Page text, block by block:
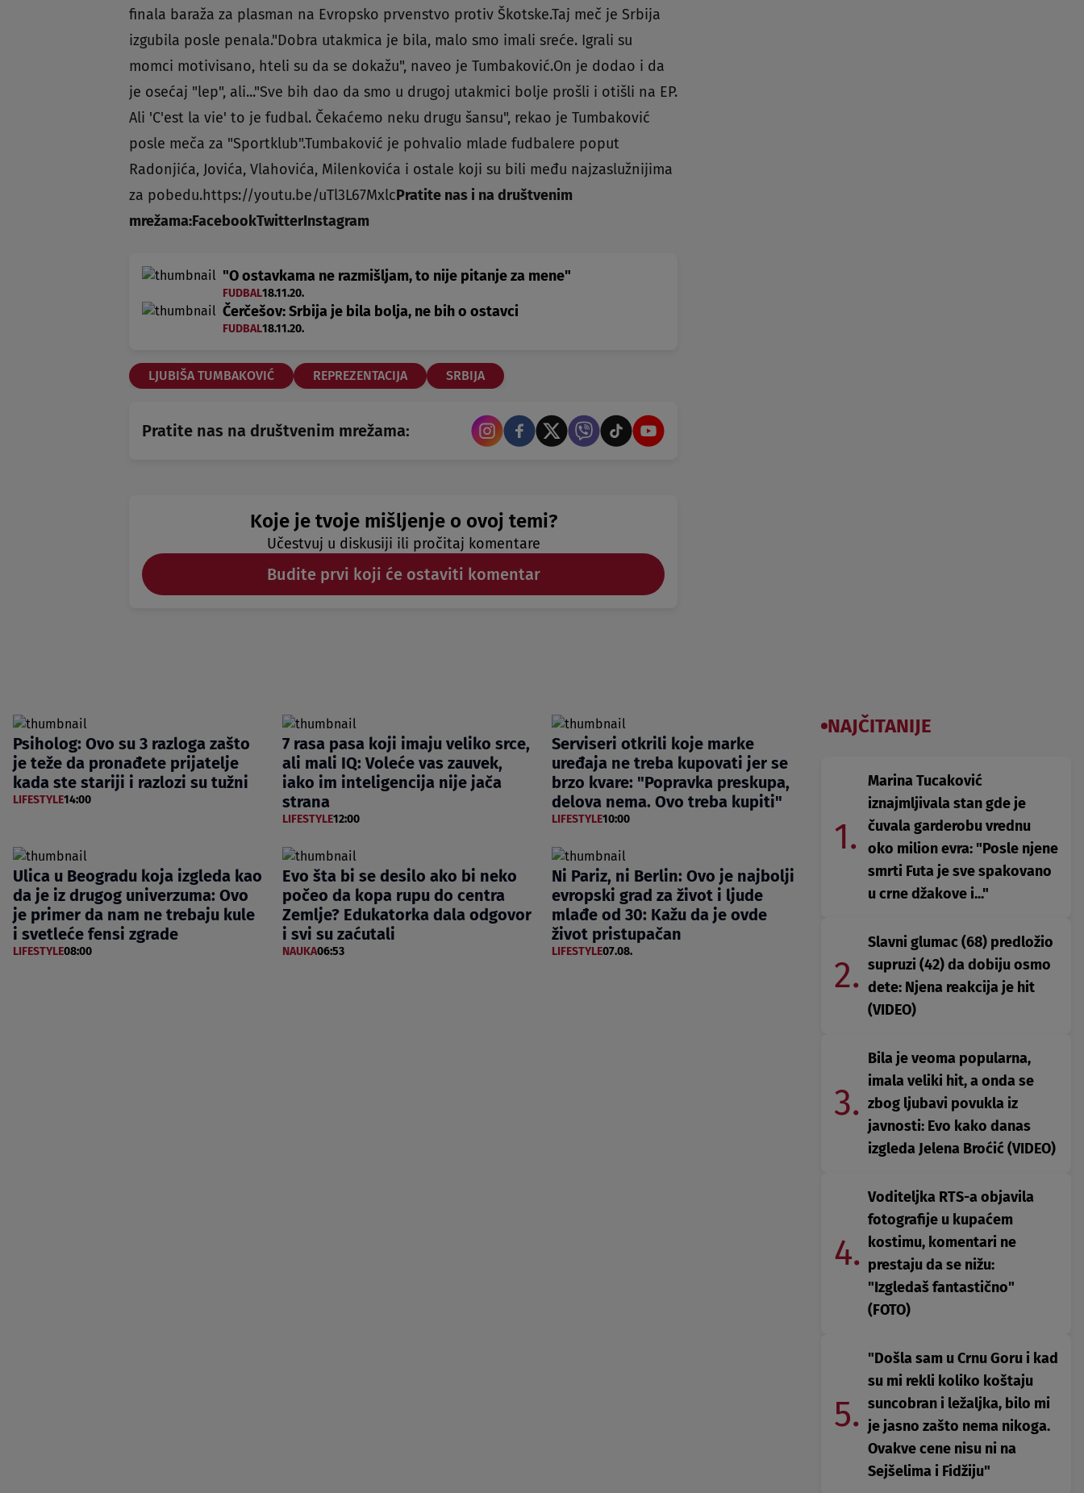
finala baraža za plasman na Evropsko prvenstvo protiv Škotske.Taj meč je Srbija
izgubila posle penala."Dobra utakmica je bila, malo smo imali sreće. Igrali su
momci motivisano, hteli su da se dokažu", naveo je Tumbaković.On je dodao i da
je osećaj "lep", ali..."Sve bih dao da smo u drugoj utakmici bolje prošli i otišli na EP.
Ali 'C'est la vie' to je fudbal. Čekaćemo neku drugu šansu", rekao je Tumbaković
posle meča za "Sportklub".Tumbaković je pohvalio mlade fudbalere poput
Radonjića, Jovića, Vlahovića, Milenkovića i ostale koji su bili među najzaslužnijima
za pobedu.https://youtu.be/uTl3L67MxlcPratite nas i na društvenim
mrežama:FacebookTwitterInstagram
"O ostavkama ne razmišljam, to nije pitanje za mene"
FUDBAL18.11.20.
Čerčešov: Srbija je bila bolja, ne bih o ostavci
FUDBAL18.11.20.
LJUBIŠA TUMBAKOVIĆ REPREZENTACIJA SRBIJA
Pratite nas na društvenim mrežama:
Koje je tvoje mišljenje o ovoj temi?
Učestvuj u diskusiji ili pročitaj komentare
Budite prvi koji će ostaviti komentar
Psiholog: Ovo su 3 razloga zašto
je teže da pronađete prijatelje
kada ste stariji i razlozi su tužni
LIFESTYLE14:00
7 rasa pasa koji imaju veliko srce,
ali mali IQ: Voleće vas zauvek,
iako im inteligencija nije jača
strana
LIFESTYLE12:00
Serviseri otkrili koje marke
uređaja ne treba kupovati jer se
brzo kvare: "Popravka preskupa,
delova nema. Ovo treba kupiti"
LIFESTYLE10:00
Ulica u Beogradu koja izgleda kao
da je iz drugog univerzuma: Ovo
je primer da nam ne trebaju kule
i svetleće fensi zgrade
LIFESTYLE08:00
Evo šta bi se desilo ako bi neko
počeo da kopa rupu do centra
Zemlje? Edukatorka dala odgovor
i svi su zaćutali
NAUKA06:53
Ni Pariz, ni Berlin: Ovo je najbolji
evropski grad za život i ljude
mlađe od 30: Kažu da je ovde
život pristupačan
LIFESTYLE07.08.
NAJČITANIJE
1.
Marina Tucaković
iznajmljivala stan gde je
čuvala garderobu vrednu
oko milion evra: "Posle njene
smrti Futa je sve spakovano
u crne džakove i..."
2.
Slavni glumac (68) predložio
supruzi (42) da dobiju osmo
dete: Njena reakcija je hit
(VIDEO)
3.
Bila je veoma popularna,
imala veliki hit, a onda se
zbog ljubavi povukla iz
javnosti: Evo kako danas
izgleda Jelena Broćić (VIDEO)
4.
Voditeljka RTS-a objavila
fotografije u kupaćem
kostimu, komentari ne
prestaju da se nižu:
"Izgledaš fantastično"
(FOTO)
5.
"Došla sam u Crnu Goru i kad
su mi rekli koliko koštaju
suncobran i ležaljka, bilo mi
je jasno zašto nema nikoga.
Ovakve cene nisu ni na
Sejšelima i Fidžiju"